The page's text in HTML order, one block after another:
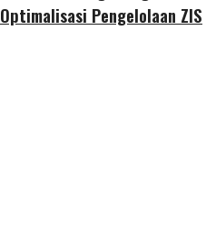
Pengelolaan ZIS